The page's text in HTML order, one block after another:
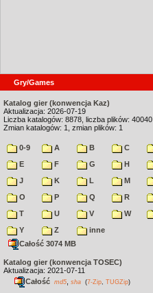
Gry/Games
Katalog gier (konwencja Kaz)
Aktualizacja: 2026-07-19
Liczba katalogów: 8878, liczba plików: 40040
Zmian katalogów: 1, zmian plików: 1
0-9 A B C
E
F G H
J
K L M
O
P Q R
T
U V W
Y
Z
inne
Całość 3074 MB
Katalog gier (konwencja TOSEC)
Aktualizacja: 2021-07-11
Całość md5 sha (7-Zip TUGZip)